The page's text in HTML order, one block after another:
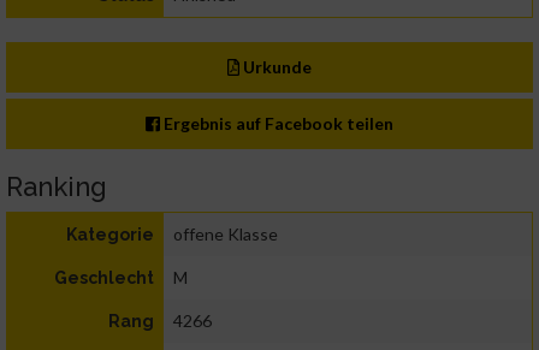
Urkunde
Ergebnis auf Facebook teilen
Ranking
Kategorie offene Klasse
Geschlecht M
Rang 4266